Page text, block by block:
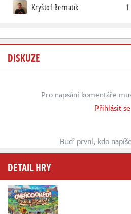
Kryštof Bernatík
DISKUZE
Pro napsání komentáře
Přihlásit se
Buď první, kdo
DETAIL HRY